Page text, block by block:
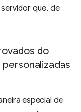
que, de
do
especial de